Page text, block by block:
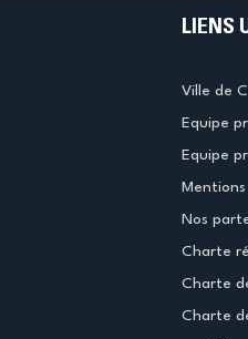
LIENS
Ville de
Equipe
Equipe
Nos
Charte
Charte
Charte